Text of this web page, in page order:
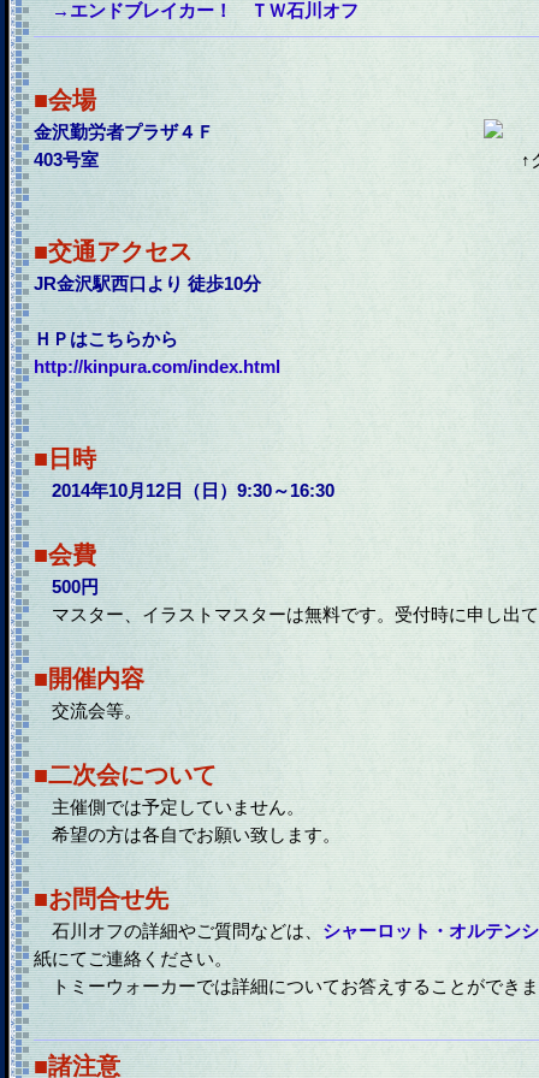
→エンドブレイカー！ ＴＷ石川オフ
■会場
金沢勤労者プラザ４Ｆ
403号室
■交通アクセス
JR金沢駅西口より 徒歩10分
ＨＰはこちらから
http://kinpura.com/index.html
↑
■日時
2014年10月12日（日）9:30～16:30
■会費
500円
マスター、イラストマスターは無料です。受付時に申し出
■開催内容
交流会等。
■二次会について
主催側では予定していません。
希望の方は各自でお願い致します。
■お問合せ先
石川オフの詳細やご質問などは、 シャーロット・オルテン
紙にてご連絡ください。
トミーウォーカーでは詳細についてお答えすることができ
■諸注意